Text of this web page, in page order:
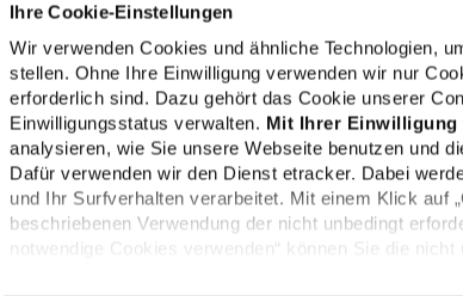
Ihre Cookie-Einstellungen
Wir verwenden Cookies und ähnliche Technologien,
stellen. Ohne Ihre Einwilligung verwenden wir nur
erforderlich sind. Dazu gehört das Cookie unserer
Einwilligungsstatus verwalten. Mit Ihrer Einwilligung
analysieren, wie Sie unsere Webseite benutzen und
Dafür verwenden wir den Dienst etracker. Dabei
und Ihr Surfverhalten verarbeitet. Mit einem Klick auf
beschriebenen Verwendung der nicht unbedingt
notwendige Cookies verwenden“ können Sie die